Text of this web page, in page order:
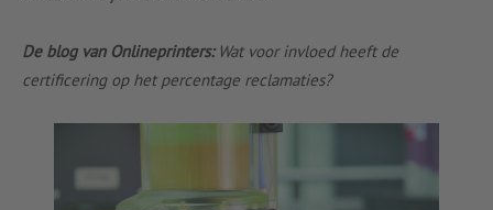
De blog van Onlineprinters:Wat voor invloed heeft de
certificering op het percentage reclamaties?